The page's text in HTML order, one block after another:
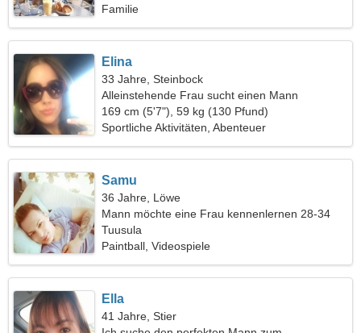
Familie
Elina
33 Jahre, Steinbock
Alleinstehende Frau sucht einen Mann
169 cm (5'7"), 59 kg (130 Pfund)
Sportliche Aktivitäten, Abenteuer
Samu
36 Jahre, Löwe
Mann möchte eine Frau kennenlernen 28-34
Tuusula
Paintball, Videospiele
Ella
41 Jahre, Stier